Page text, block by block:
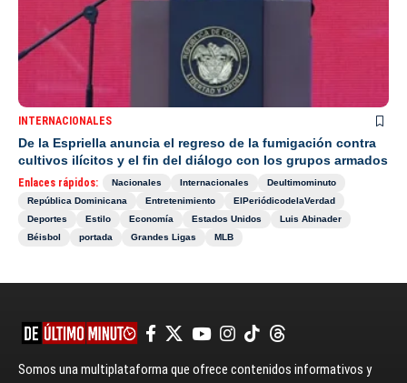
INTERNACIONALES
De la Espriella anuncia el regreso de la fumigación contra
cultivos ilícitos y el fin del diálogo con los grupos armados
Enlaces rápidos: Nacionales Internacionales
Deultimominuto
República Dominicana
Entretenimiento
ElPeriódicodelaVerdad
Deportes
Estilo Economía Estados Unidos
Luis Abinader
Béisbol
portada Grandes Ligas MLB
Somos una multiplataforma que ofrece contenidos informativos y